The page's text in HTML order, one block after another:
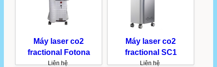
Máy laser co2
fractional Fotona
Liên hệ
Máy laser co2
fractional SC1
Liên hệ